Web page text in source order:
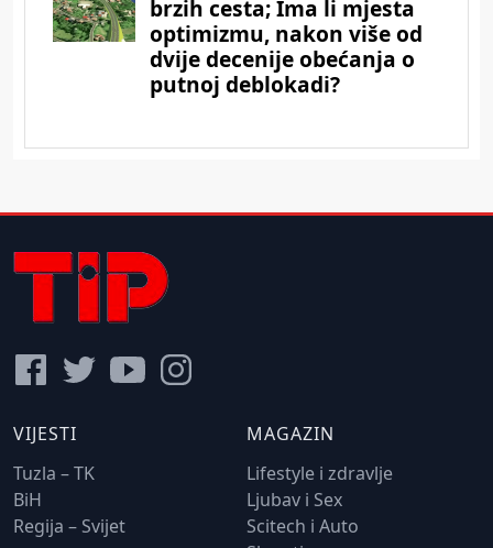
VIJESTI
Tuzla – TK
BiH
Regija – Svijet
MAGAZIN
Lifestyle i zdravlje
Ljubav i Sex
Scitech i Auto